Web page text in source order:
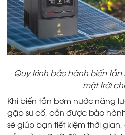
Quy trình bảo hành biến
mặt trời
Khi biến tần bơm nước năng
gặp sự cố, cần được bảo
sẽ giúp bạn tiết kiệm thời